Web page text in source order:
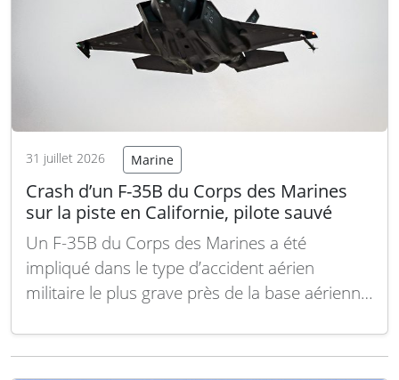
31 juillet 2026 Marine
Crash d’un F-35B du Corps des Marines
sur la piste en Californie, pilote sauvé
Un F-35B du Corps des Marines a été
impliqué dans le type d’accident aérien
militaire le plus grave près de la base aérienne
vendredi matin, a indiqué le Corps des